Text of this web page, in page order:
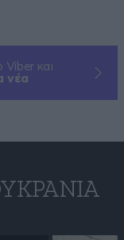
Viber και
νέα